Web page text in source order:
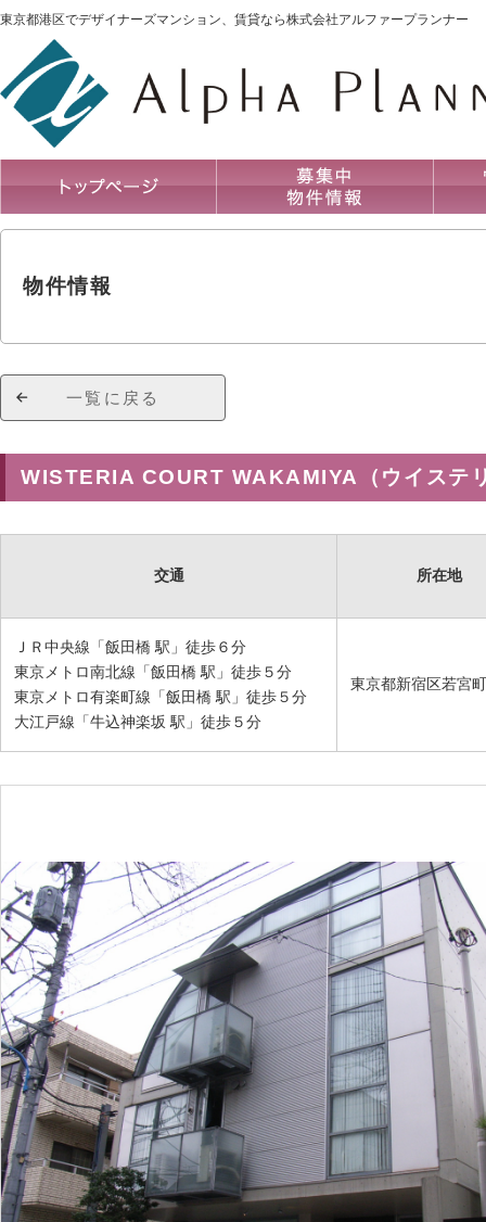
東京都港区でデザイナーズマンション、賃貸なら株式会社アルファープランナー
物件情報
一覧に戻る
WISTERIA COURT WAKAMIYA（ウイステ
交通 所在地
ＪＲ中央線「飯田橋 駅」徒歩６分
東京メトロ南北線「飯田橋 駅」徒歩５分
東京メトロ有楽町線「飯田橋 駅」徒歩５分
大江戸線「牛込神楽坂 駅」徒歩５分
東京都新宿区若宮